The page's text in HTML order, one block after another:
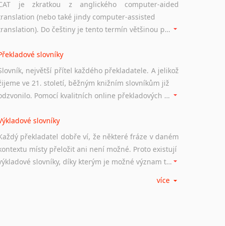
je zkratkou z anglického computer-aided
(nebo také jindy computer-assisted
translation). Do češtiny je tento termín většinou překládán jako počítačem podporovaný překlad či překlad podporovaný počítačem. Nástroje CAT ukládají překládané fráze a při dalším překladu vám je automaticky nabízejí, takže se již nemusíte zdržovat s jejich dalším překládáním.
slovníky
největší přítel každého překladatele. A jelikož
ve 21. století, běžným knižním slovníkům již
odzvonilo. Pomocí kvalitních online překladových slovníků již nemusíte únavně listovat alfabetickým schématem uspořádání, stačí napsat vstupní frázi a dřív, než řeknete švec, vyskočí vám hledaný výraz.
slovníky
překladatel dobře ví, že některé fráze v daném
místy přeložit ani není možné. Proto existují
výkladové slovníky, díky kterým je možné význam takovýchto frází rozklíčovat.
více